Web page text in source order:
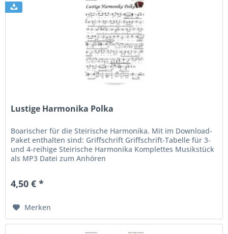
Lustige Harmonika Polka
Boarischer für die Steirische Harmonika. Mit im Download-
Paket enthalten sind: Griffschrift Griffschrift-Tabelle für 3-
und 4-reihige Steirische Harmonika Komplettes Musikstück
als MP3 Datei zum Anhören
4,50 € *
Merken